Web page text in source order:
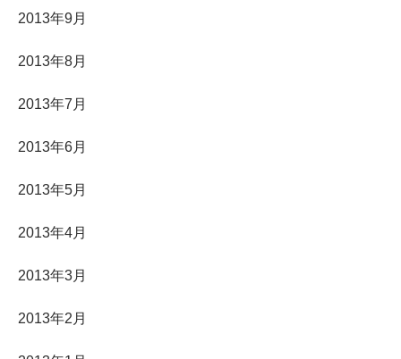
2013年9月
2013年8月
2013年7月
2013年6月
2013年5月
2013年4月
2013年3月
2013年2月